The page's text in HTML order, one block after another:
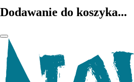
Dodawanie do koszyka...